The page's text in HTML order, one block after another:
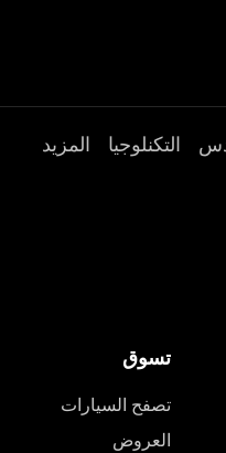
التكنلوجيا المزيد
تسوق
تصفح السيارات
العروض